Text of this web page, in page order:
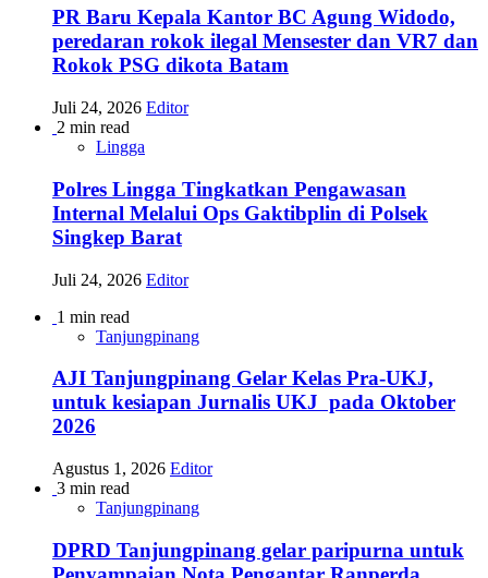
PR Baru Kepala Kantor BC Agung Widodo,
peredaran rokok ilegal Mensester dan VR7 dan
Rokok PSG dikota Batam
Juli 24, 2026 Editor
2 min read
Lingga
Polres Lingga Tingkatkan Pengawasan
Internal Melalui Ops Gaktibplin di Polsek
Singkep Barat
Juli 24, 2026 Editor
1 min read
Tanjungpinang
AJI Tanjungpinang Gelar Kelas Pra-UKJ,
untuk kesiapan Jurnalis UKJ pada Oktober
2026
Agustus 1, 2026 Editor
3 min read
Tanjungpinang
DPRD Tanjungpinang gelar paripurna untuk